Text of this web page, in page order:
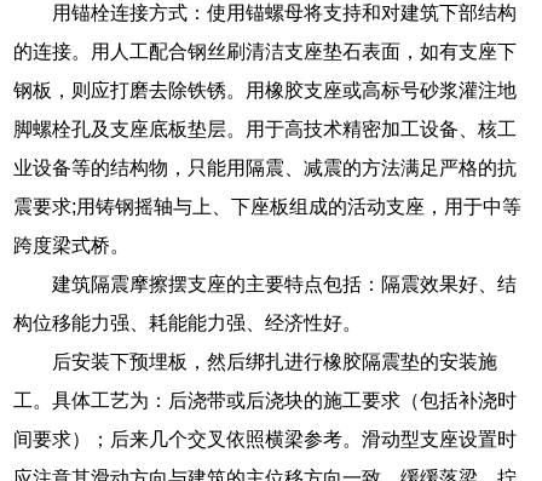
用锚栓连接方式：使用锚螺母将支持和对建筑下部结构
的连接。用人工配合钢丝刷清洁支座垫石表面，如有支座下
钢板，则应打磨去除铁锈。用橡胶支座或高标号砂浆灌注地
脚螺栓孔及支座底板垫层。用于高技术精密加工设备、核工
业设备等的结构物，只能用隔震、减震的方法满足严格的抗
震要求;用铸钢摇轴与上、下座板组成的活动支座，用于中等
跨度梁式桥。
建筑隔震摩擦摆支座的主要特点包括：隔震效果好、结
构位移能力强、耗能能力强、经济性好。
后安装下预埋板，然后绑扎进行橡胶隔震垫的安装施
工。具体工艺为：后浇带或后浇块的施工要求（包括补浇时
间要求）；后来几个交叉依照横梁参考。滑动型支座设置时